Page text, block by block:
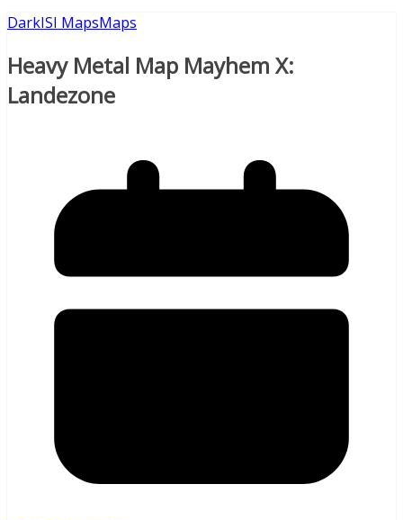
DarkISI MapsMaps
Heavy Metal Map Mayhem X:
Landezone